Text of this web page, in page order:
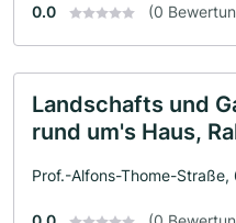
0.0 (0
Landschafts und
rund um's Haus,
Prof.-Alfons-Thome-